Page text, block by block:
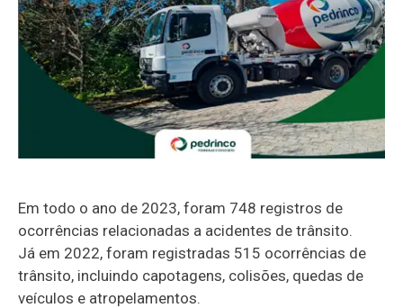
Em todo o ano de 2023, foram 748 registros de
ocorrências relacionadas a acidentes de trânsito.
Já em 2022, foram registradas 515 ocorrências de
trânsito, incluindo capotagens, colisões, quedas de
veículos e atropelamentos.